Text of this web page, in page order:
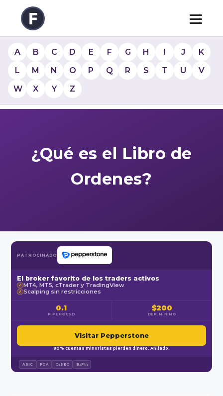
A B C D E F G H I J
K
L
M N O P Q R S T U
V
W
X Y Z
¿Qué es el Libro de
Ordenes?
PATROCINADO
El broker favorito de los traders activos
✓ MT4, MT5, cTrader y TradingView
✓ Scalping sin restricciones
0.1
PIP EUR/USD
$200
DEP. MÍNIMO
Visitar Pepperstone
80% cuentas minoristas pierden dinero. Afiliado.
ASIC FCA CySEC BaFin